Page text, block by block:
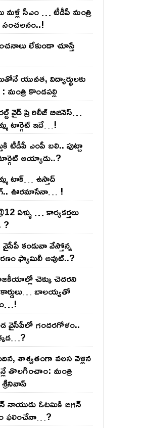
మ‌ళ్లీ సీఎం … టీడీపీ మంత్రి
సంచ‌ల‌నం..!
లేకుండా చూస్తే
యువ‌త‌, విద్యార్థుల‌కు
: మంత్రి కొండ‌ప‌ల్లి
వైడ్ ప్రి రిలీజ్ బిజినెస్‌…
టార్గెట్ ఇదే…!
టీడీపీ ఎంపీ బలి.. పుట్టా
టార్గెట్ అయ్యాడు..?
టాక్‌… ఉస్తాద్
ఊర‌మాసేనా… !
ఏళ్ళు … కార్యకర్తలు
కండువా వేస్తోన్న
ఫ్యామిలీ అవుట్‌..?
చెక్కు చెద‌ర‌ని
బాల‌య్యతో
వైసీపీలో గంద‌ర‌గోళం..
శాశ్వతంగా వలస వెళ్లిన
తొల‌గించాం: మంత్రి
నాయుడు ఓట‌మికి జ‌గ‌న్
ఫ‌లించేనా…?